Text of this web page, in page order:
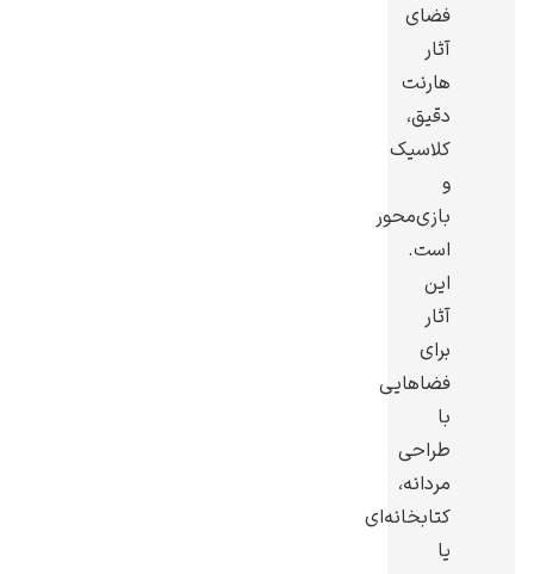
پرفروش‌ترین
فضای
آثار
هارنت
دقیق،
کلاسیک
و
بازی‌محور
است.
این
آثار
برای
فضاهایی
با
طراحی
مردانه،
کتابخانه‌ای
یا